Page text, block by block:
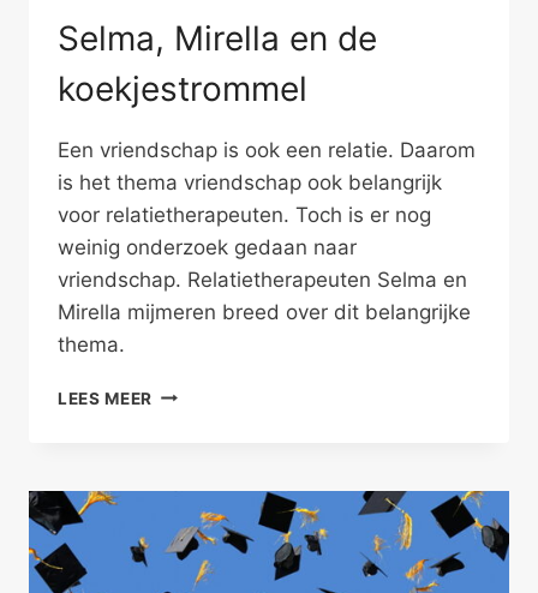
Selma, Mirella en de
koekjestrommel
Een vriendschap is ook een relatie. Daarom
is het thema vriendschap ook belangrijk
voor relatietherapeuten. Toch is er nog
weinig onderzoek gedaan naar
vriendschap. Relatietherapeuten Selma en
Mirella mijmeren breed over dit belangrijke
thema.
LEES MEER SELMA,
KOEKJESTROMMEL